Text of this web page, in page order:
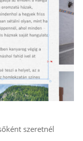
szeretnél